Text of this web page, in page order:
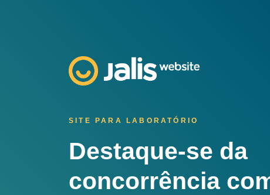
SITE PARA LABORATÓRIO
Destaque-se da
concorrência